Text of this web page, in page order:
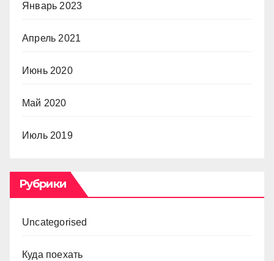
Январь 2023
Апрель 2021
Июнь 2020
Май 2020
Июль 2019
Рубрики
Uncategorised
Куда поехать